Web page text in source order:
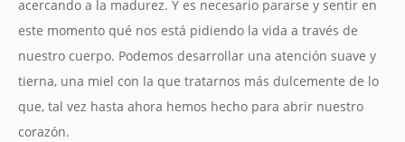
acercando a la madurez. Y es necesario pararse y sentir en
este momento qué nos está pidiendo la vida a través de
nuestro cuerpo. Podemos desarrollar una atención suave y
tierna, una miel con la que tratarnos más dulcemente de lo
que, tal vez hasta ahora hemos hecho para abrir nuestro
corazón.